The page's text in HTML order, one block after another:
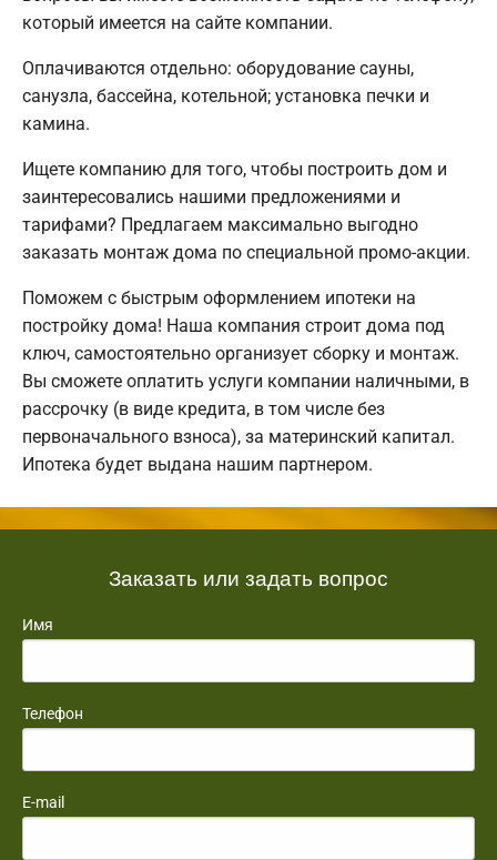
который имеется на сайте компании.
Оплачиваются отдельно: оборудование сауны,
санузла, бассейна, котельной; установка печки и
камина.
Ищете компанию для того, чтобы построить дом и
заинтересовались нашими предложениями и
тарифами? Предлагаем максимально выгодно
заказать монтаж дома по специальной промо-акции.
Поможем с быстрым оформлением ипотеки на
постройку дома! Наша компания строит дома под
ключ, самостоятельно организует сборку и монтаж.
Вы сможете оплатить услуги компании наличными, в
рассрочку (в виде кредита, в том числе без
первоначального взноса), за материнский капитал.
Ипотека будет выдана нашим партнером.
Заказать или задать вопрос
Имя
Телефон
E-mail